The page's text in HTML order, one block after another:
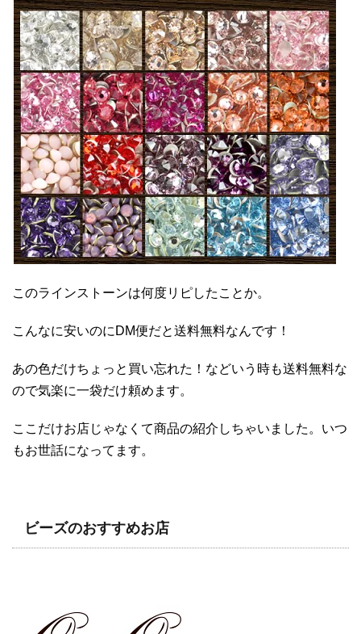
このラインストーンは何度リピしたことか。
こんなに安いのにDM便だと送料無料なんです！
あの色だけちょっと買い忘れた！などいう時も送料無料な
ので気楽に一袋だけ頼めます。
ここだけお店じゃなくて商品の紹介しちゃいました。いつ
もお世話になってます。
ビーズのおすすめお店